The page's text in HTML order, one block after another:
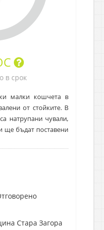
в срок
малки кошчета в
от стойките. В
натрупани чували,
ще бъдат поставени
Стара Загора